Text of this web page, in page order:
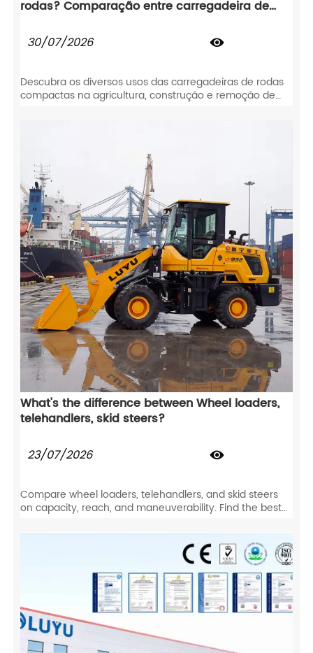
rodas? Comparação entre carregadeira de
30/07/2026

Descubra os diversos usos das carregadeiras de rodas
compactas na agricultura, construção e remoção de
What's the difference between Wheel loaders,
telehandlers, skid steers?
23/07/2026

Compare wheel loaders, telehandlers, and skid steers
on capacity, reach, and maneuverability. Find the best